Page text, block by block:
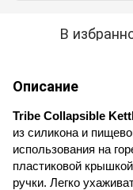
В
Описание
Tribe Collapsible
из силикона и
использования на
пластиковой
ручки. Легко